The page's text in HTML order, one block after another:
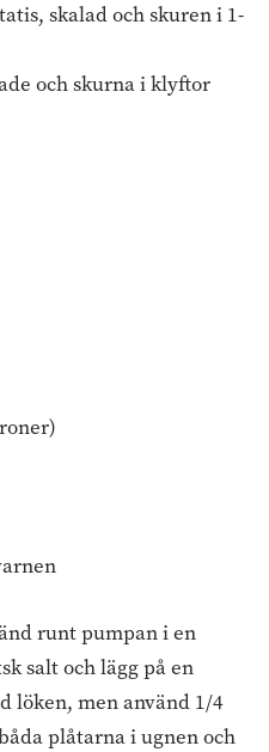
skalad och skuren i 1-
och skurna i klyftor
runt pumpan i en
salt och lägg på en
löken, men använd 1/4
plåtarna i ugnen och